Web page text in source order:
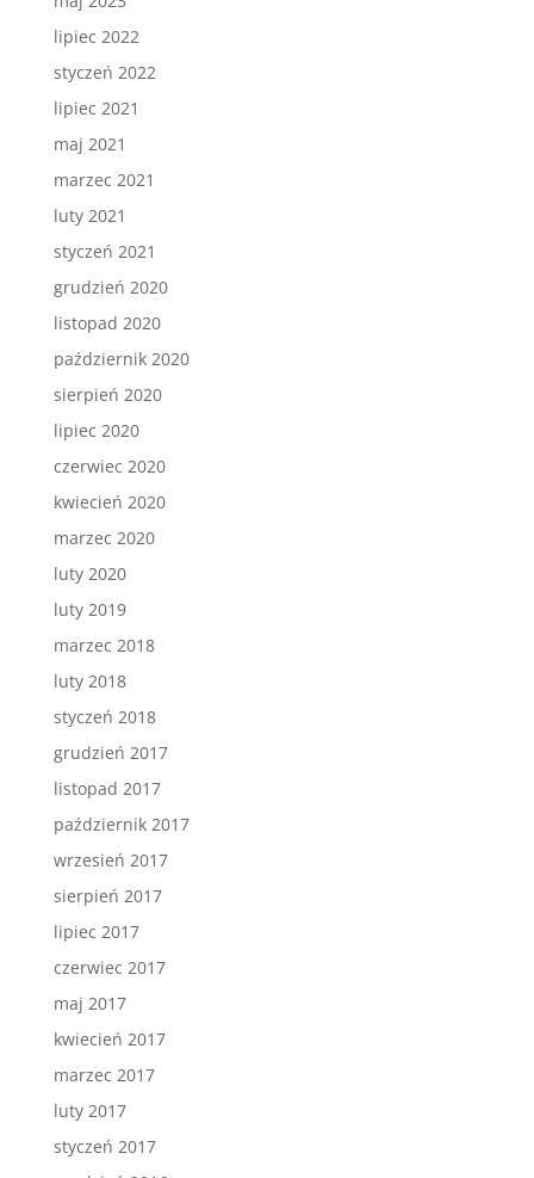
lipiec 2022
styczeń 2022
lipiec 2021
maj 2021
marzec 2021
luty 2021
styczeń 2021
grudzień 2020
listopad 2020
październik 2020
sierpień 2020
lipiec 2020
czerwiec 2020
kwiecień 2020
marzec 2020
luty 2020
luty 2019
marzec 2018
luty 2018
styczeń 2018
grudzień 2017
listopad 2017
październik 2017
wrzesień 2017
sierpień 2017
lipiec 2017
czerwiec 2017
maj 2017
kwiecień 2017
marzec 2017
luty 2017
styczeń 2017